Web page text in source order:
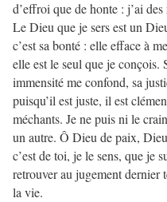
d’effroi que de honte : j’ai
Le Dieu que je sers est un
c’est sa bonté : elle efface à
elle est le seul que je conçois.
immensité me confond, sa
puisqu’il est juste, il est
méchants. Je ne puis ni le
un autre. Ô Dieu de paix,
c’est de toi, je le sens, que je
retrouver au jugement
la vie.